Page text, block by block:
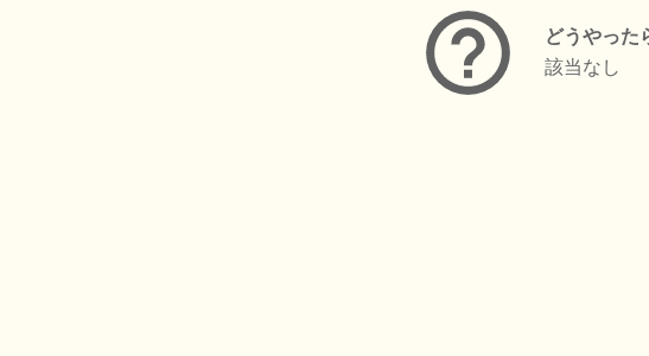
どうやった
該当なし